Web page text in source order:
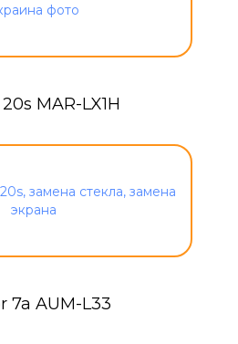
MAR-LX1H
7a AUM-L33